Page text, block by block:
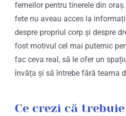
femeilor pentru tinerele din
fete nu aveau acces la
despre propriul corp și despre
fost motivul cel mai puternic
fac ceva real, să le ofer un
învăța și să întrebe fără teama
Ce crezi că